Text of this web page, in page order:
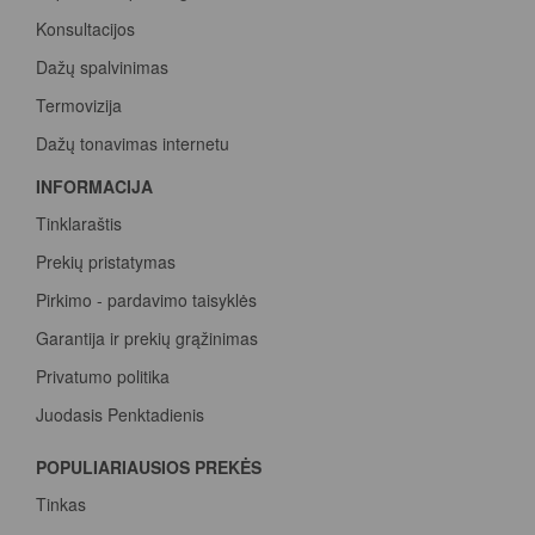
Konsultacijos
Dažų spalvinimas
Termovizija
Dažų tonavimas internetu
INFORMACIJA
Tinklaraštis
Prekių pristatymas
Pirkimo - pardavimo taisyklės
Garantija ir prekių grąžinimas
Privatumo politika
Juodasis Penktadienis
POPULIARIAUSIOS PREKĖS
Tinkas